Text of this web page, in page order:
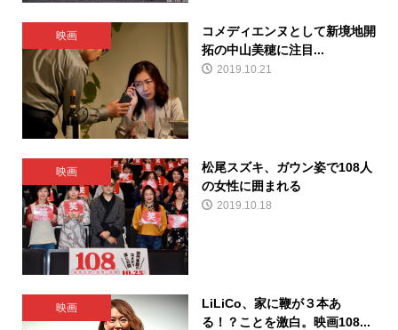
映画
コメディエンヌとして新境地開
拓の中山美穂に注目...
2019.10.21
映画
松尾スズキ、ガウン姿で108人
の女性に囲まれる
2019.10.18
映画
LiLiCo、家に鞭が３本あ
る！？ことを激白。映画108...